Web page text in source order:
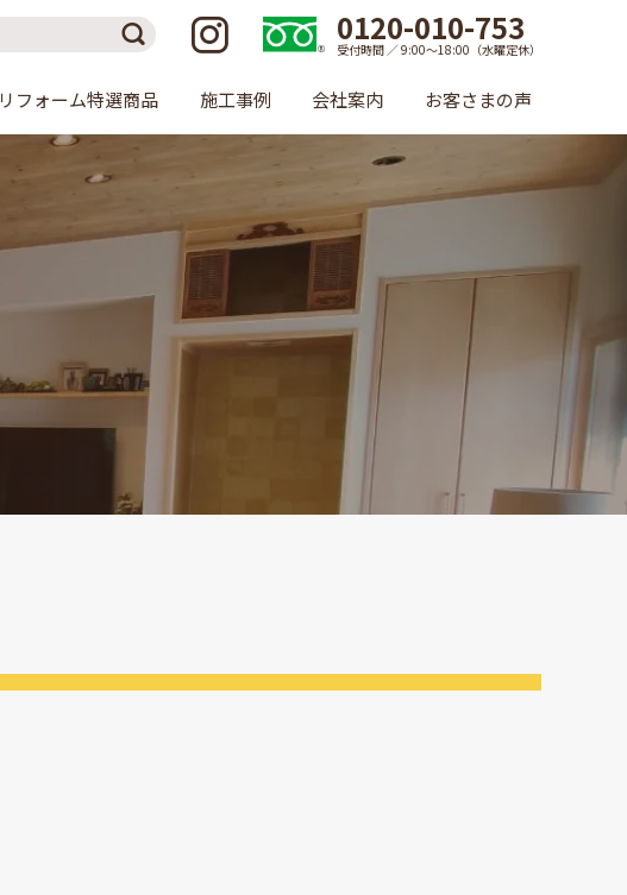
0120-010-753
受付時間 ／ 9:00〜18:00（水曜定休）
リフォーム特選商品 施工事例 会社案内 お客さまの声